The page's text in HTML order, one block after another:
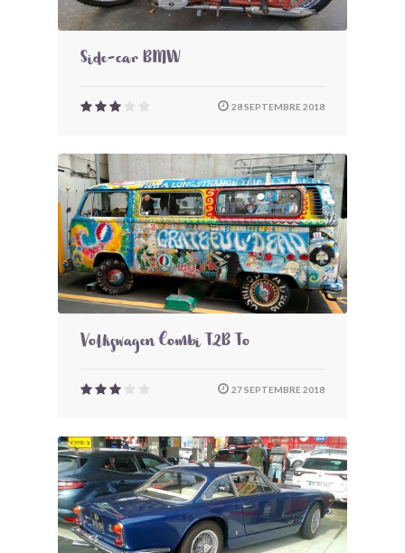
Side-car BMW
28 SEPTEMBRE 2018
Volkswagen Combi T2B To
27 SEPTEMBRE 2018